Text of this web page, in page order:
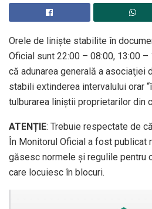
Orele de linişte stabilite în
Oficial sunt 22:00 – 08:00, 13:00
că adunarea generală a asociaţiei
stabili extinderea intervalului orar
tulburarea liniştii proprietarilor din
ATENȚIE: Trebuie respectate de
În Monitorul Oficial a fost publicat
găsesc normele și regulile pentru
care locuiesc în blocuri.